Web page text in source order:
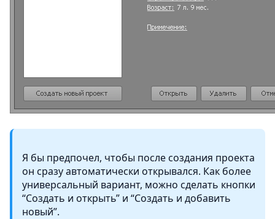
Я бы предпочел, чтобы после создания проекта
он сразу автоматически открывался. Как более
универсальный вариант, можно сделать кнопки
“Создать и открыть” и “Создать и добавить
новый”.